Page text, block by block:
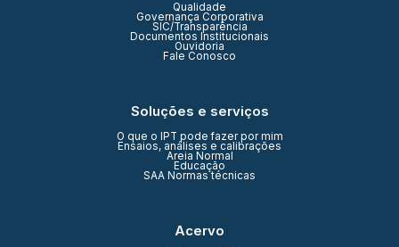
Qualidade
Governança Corporativa
SIC/Transparência
Documentos Institucionais
Ouvidoria
Fale Conosco
Soluções e serviços
O que o IPT pode fazer por mim
Ensaios, análises e calibrações
Areia Normal
Educação
SAA Normas técnicas
Acervo